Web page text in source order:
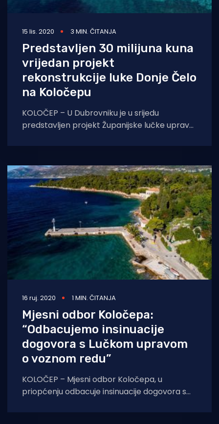
15 lis. 2020 3 MIN. ČITANJA
Predstavljen 30 milijuna kuna
vrijedan projekt
rekonstrukcije luke Donje Čelo
na Koločepu
KOLOČEP – U Dubrovniku je u srijedu
predstavljen projekt Županijske lučke uprave
promet u naselju Donje
16 ruj. 2020 1 MIN. ČITANJA
Mjesni odbor Koločepa:
“Odbacujemo insinuacije
dogovora s Lučkom upravom
o voznom redu”
KOLOČEP – Mjesni odbor Koločepa, u
priopćenju odbacuje insinuacije dogovora s
između Dubrovnika i tog